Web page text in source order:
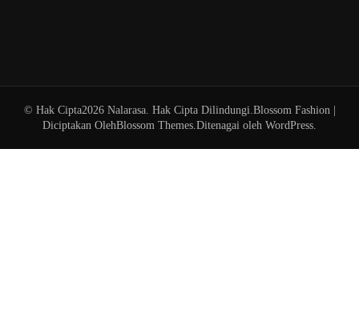
© Hak Cipta2026 Nalarasa. Hak Cipta Dilindungi. Blossom Fashion |
Diciptakan OlehBlossom Themes .Ditenagai oleh WordPress